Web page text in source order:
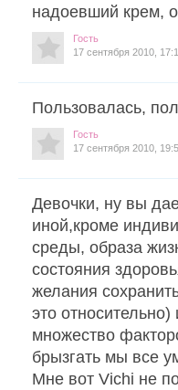
надоевший крем,
Гость
17 сентября 2010,
Пользовалась,
Гость
17 сентября 2010,
Девочки, ну вы
иной,кроме
среды, образа
состояния
желания
это
множество
брызгать мы все
Мне вот Vichi не